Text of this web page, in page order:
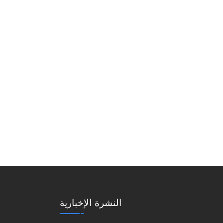
النشرة الإخبارية